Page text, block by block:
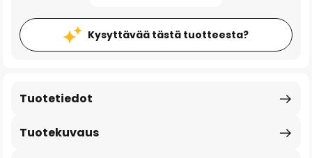
Kysyttävää tästä tuotteesta?
Tuotekuvaus
Tuotetiedot